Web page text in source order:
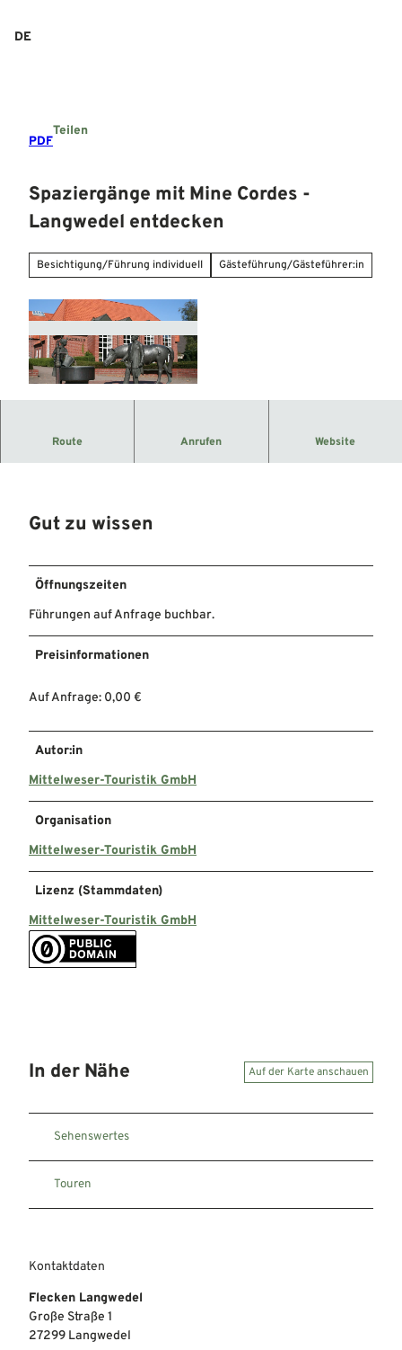
DE
PDF
Teilen
Spaziergänge mit Mine Cordes -
Langwedel entdecken
Besichtigung/Führung individuell Gästeführung/Gästeführer:in
Route Anrufen Website
Gästeführungen durch den Flecken Langwedel.
Gut zu wissen
Öffnungszeiten
Führungen auf Anfrage buchbar.
Preisinformationen
Auf Anfrage: 0,00 €
Autor:in
Mittelweser-Touristik GmbH
Organisation
Mittelweser-Touristik GmbH
Lizenz (Stammdaten)
Mittelweser-Touristik GmbH
In der Nähe Auf der Karte anschauen
Sehenswertes
Touren
Kontaktdaten
Flecken Langwedel
Große Straße 1
27299 Langwedel